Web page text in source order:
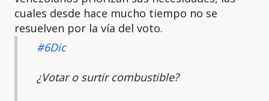
cuales desde hace mucho tiempo no se
resuelven por la vía del voto.
#6Dic
¿Votar o surtir combustible?